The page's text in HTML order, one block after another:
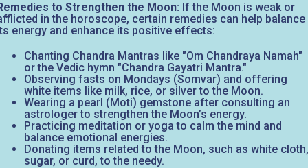
to Strengthen the Moon: If the Moon is weak or
in the horoscope, certain remedies can help balance
energy and enhance its positive effects:
Chanting Chandra Mantras like "Om Chandraya Namah"
or the Vedic hymn "Chandra Gayatri Mantra."
Observing fasts on Mondays (Somvar) and offering
white items like milk, rice, or silver to the Moon.
Wearing a pearl (Moti) gemstone after consulting an
astrologer to strengthen the Moon’s energy.
Practicing meditation or yoga to calm the mind and
balance emotional energies.
Donating items related to the Moon, such as white cloth,
sugar, or curd, to the needy.